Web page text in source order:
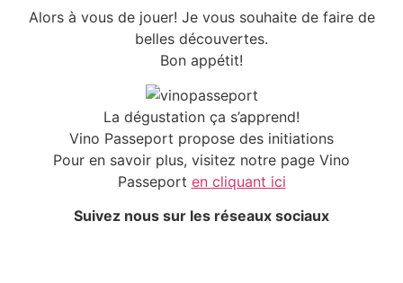
Alors à vous de jouer! Je vous souhaite de faire de
belles découvertes.
Bon appétit!
La dégustation ça s’apprend!
Vino Passeport propose des initiations
Pour en savoir plus, visitez notre page Vino
Passeport en cliquant ici
Suivez nous sur les réseaux sociaux